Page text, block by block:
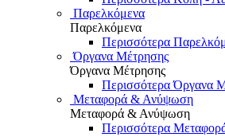
Παρελκόμενα
Παρελκόμενα
Περισσότερα
Όργανα Μέτρησης
Όργανα Μέτρησης
Περισσότερα Όργανα
Μεταφορά & Ανύψωση
Μεταφορά & Ανύψωση
Περισσότερα